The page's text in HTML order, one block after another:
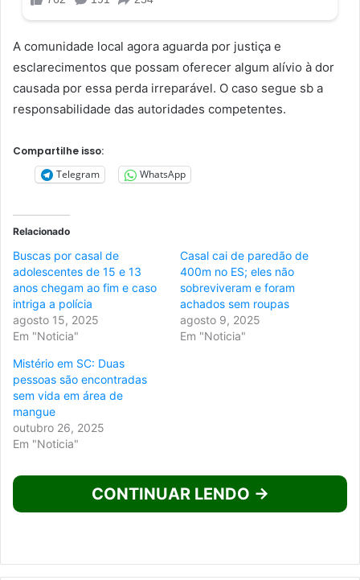
A comunidade local agora aguarda por justiça e
esclarecimentos que possam oferecer algum alívio à dor
causada por essa perda irreparável. O caso segue sb a
responsabilidade das autoridades competentes.
Compartilhe isso:
Telegram
WhatsApp
Relacionado
Buscas por casal de
adolescentes de 15 e 13
anos chegam ao fim e caso
intriga a polícia
agosto 15, 2025
Em "Noticia"
Casal cai de paredão de
400m no ES; eles não
sobreviveram e foram
achados sem roupas
agosto 9, 2025
Em "Noticia"
Mistério em SC: Duas
pessoas são encontradas
sem vida em área de
mangue
outubro 26, 2025
Em "Noticia"
CONTINUAR LENDO →